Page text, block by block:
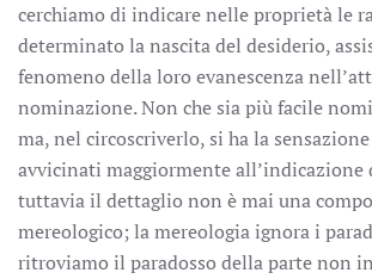
cerchiamo di indicare nelle proprietà le
determinato la nascita del desiderio,
fenomeno della loro evanescenza
nominazione. Non che sia più facile
ma, nel circoscriverlo, si ha la
avvicinati maggiormente all’indicazione
tuttavia il dettaglio non è mai una
mereologico; la mereologia ignora i
ritroviamo il paradosso della parte non